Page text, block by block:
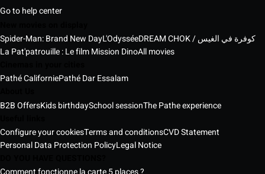
Go to help center
Spider-Man: Brand New DayL'Odyssée
DREAM CHOK / كوفرة في الغيس
La Pat'patrouille : Le film Mission DinoAll movies
Pathé CaliforniePathé Dar Essalam
B2B OffersKids birthdaySchool sessionThe Pathe experience
Configure your cookiesTerms and conditionsCVD Statement
Personal Data Protection PolicyLegal Notice